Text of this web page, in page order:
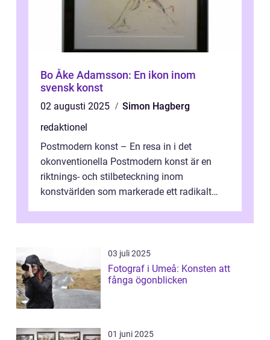
Bo Åke Adamsson: En ikon inom
svensk konst
02 augusti 2025
Simon Hagberg
redaktionel
Postmodern konst – En resa in i det
okonventionella Postmodern konst är en
riktnings- och stilbeteckning inom
konstvärlden som markerade ett radikalt
03 juli 2025
Fotograf i Umeå: Konsten att
fånga ögonblicken
01 juni 2025